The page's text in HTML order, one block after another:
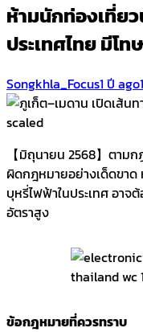
ห้ามนักท่องเที่ย
ประเทศไทย มีโ
Songkhla_Focus1 ปี ago
【มิถุนายน 2568】ตาม
ผิดกฎหมายอย่างเด็ดขาด
บุหรี่ไฟฟ้าในประเทศ อาจ
อัตราสูง
ข้อกฎหมายที่ควรทราบ